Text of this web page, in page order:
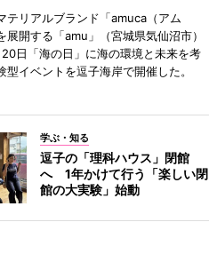
テリアルブランド「amuca（アム
展開する「amu」（宮城県気仙沼市）
日「海の日」に海の環境と未来を考
型イベントを逗子海岸で開催した。
学ぶ・知る
逗子の「理科ハウス」閉館
へ 1年かけて行う「楽しい閉
館の大実験」始動